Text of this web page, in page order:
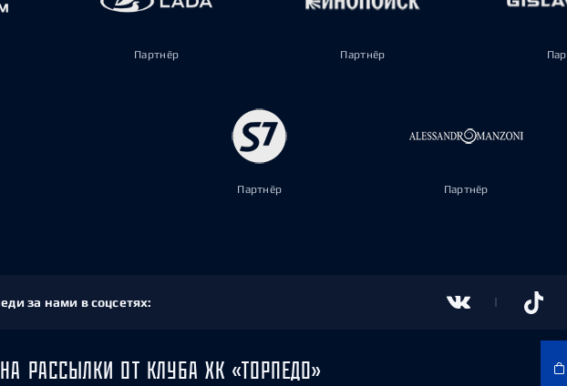
Партнёр Партнёр
Партнёр Партнёр
за нами в соцсетях:
РАССЫЛКИ ОТ КЛУБА ХК «ТОРПЕДО»